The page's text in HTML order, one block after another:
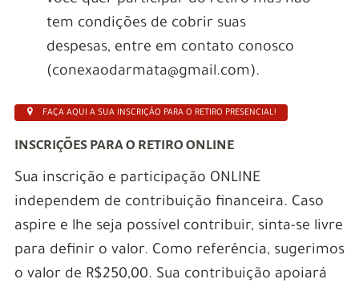
tem condições de cobrir suas
despesas, entre em contato conosco
(conexaodarmata@gmail.com).
FAÇA AQUI A SUA INSCRIÇÃO PARA O RETIRO PRESENCIAL!
INSCRIÇÕES PARA O RETIRO ONLINE
Sua inscrição e participação ONLINE
independem de contribuição financeira. Caso
aspire e lhe seja possível contribuir, sinta-se livre
para definir o valor. Como referência, sugerimos
o valor de R$250,00. Sua contribuição apoiará